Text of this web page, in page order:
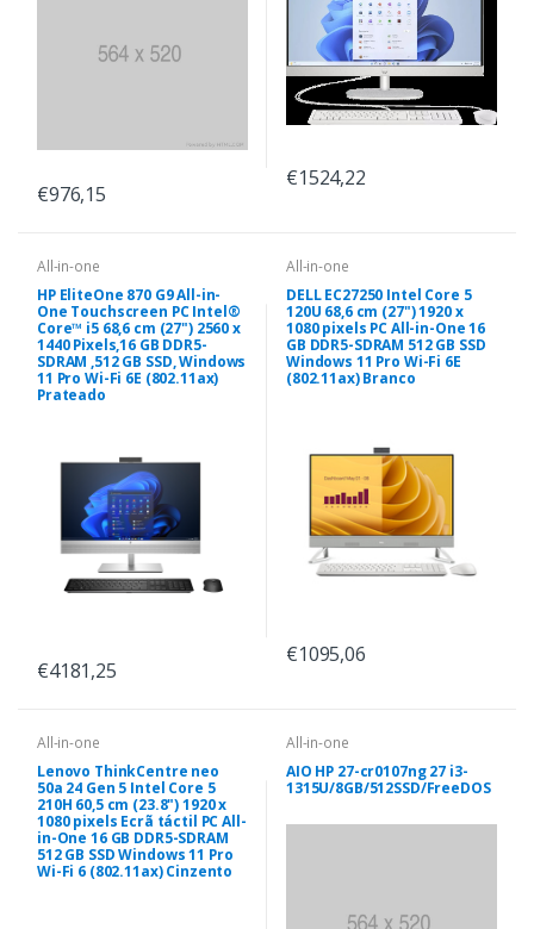
€976,15
€1524,22
All-in-one
HP EliteOne 870 G9 All-in-
One Touchscreen PC Intel®
Core™ i5 68,6 cm (27") 2560 x
1440 Pixels,16 GB DDR5-
SDRAM ,512 GB SSD, Windows
11 Pro Wi-Fi 6E (802.11ax)
Prateado
€4181,25
All-in-one
DELL EC27250 Intel Core 5
120U 68,6 cm (27") 1920 x
1080 pixels PC All-in-One 16
GB DDR5-SDRAM 512 GB SSD
Windows 11 Pro Wi-Fi 6E
(802.11ax) Branco
€1095,06
All-in-one
Lenovo ThinkCentre neo
50a 24 Gen 5 Intel Core 5
210H 60,5 cm (23.8") 1920 x
1080 pixels Ecrã táctil PC All-
in-One 16 GB DDR5-SDRAM
512 GB SSD Windows 11 Pro
Wi-Fi 6 (802.11ax) Cinzento
All-in-one
AIO HP 27-cr0107ng 27 i3-
1315U/8GB/512SSD/FreeDOS